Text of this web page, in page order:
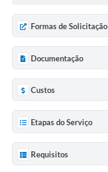
Formas de Solicitação
Documentação
Custos
Etapas do Serviço
Requisitos